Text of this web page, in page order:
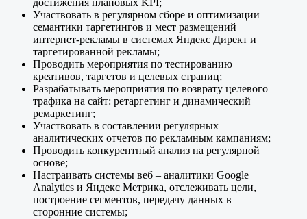
достижения плановых KPI;
Участвовать в регулярном сборе и оптимизации
семантики таргетингов и мест размещений
интернет-рекламы в системах Яндекс Директ и
таргетированной рекламы;
Проводить мероприятия по тестированию
креативов, таргетов и целевых страниц;
Разрабатывать мероприятия по возврату целевого
трафика на сайт: ретаргетинг и динамический
ремаркетинг;
Участвовать в составлении регулярных
аналитических отчетов по рекламным кампаниям;
Проводить конкурентный анализ на регулярной
основе;
Настраивать системы веб – аналитики Google
Analytics и Яндекс Метрика, отслеживать цели,
построение сегментов, передачу данных в
сторонние системы;